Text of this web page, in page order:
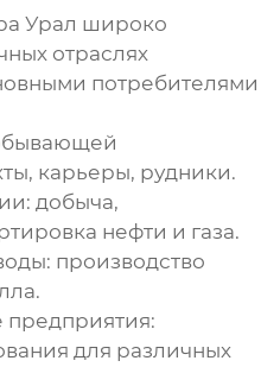
Урал широко
отраслях
потребителями
карьеры, рудники.
добыча,
нефти и газа.
производство
для различных